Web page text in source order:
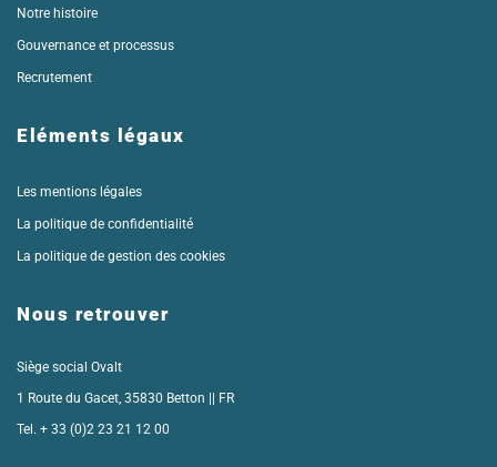
Notre histoire
Gouvernance et processus
Recrutement
Eléments légaux
Les mentions légales
La politique de confidentialité
La politique de gestion des cookies
Nous retrouver
Siège social Ovalt
1 Route du Gacet, 35830 Betton || FR
Tel. + 33 (0)2 23 21 12 00